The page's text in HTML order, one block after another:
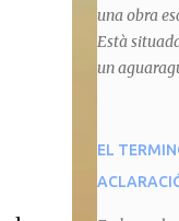
una obra
Està
un
animal que
primera
EL